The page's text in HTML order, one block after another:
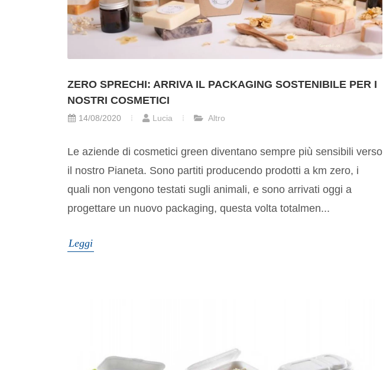
ZERO SPRECHI: ARRIVA IL PACKAGING SOSTENIBILE PER I
NOSTRI COSMETICI
14/08/2020 Lucia Altro
Le aziende di cosmetici green diventano sempre più sensibili verso
il nostro Pianeta. Sono partiti producendo prodotti a km zero, i
quali non vengono testati sugli animali, e sono arrivati oggi a
progettare un nuovo packaging, questa volta totalmen...
Leggi